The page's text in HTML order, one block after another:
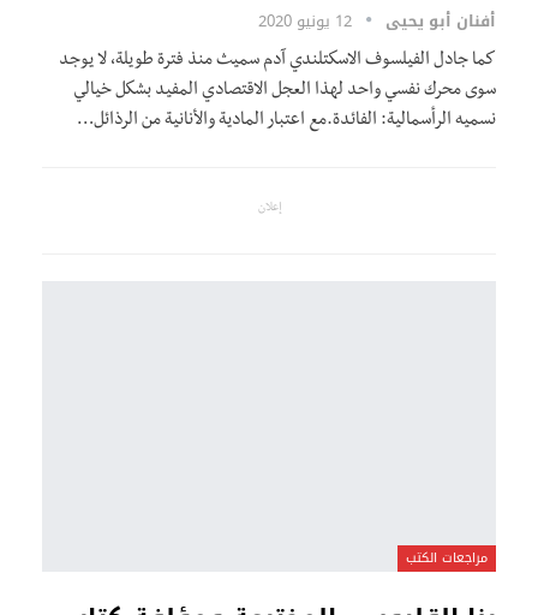
أفنان أبو يحيى 12 يونيو 2020
كما جادل الفيلسوف الاسكتلندي آدم سميث منذ فترة طويلة، لا يوجد
سوى محرك نفسي واحد لهذا العجل الاقتصادي المفيد بشكل خيالي
نسميه الرأسمالية: الفائدة.مع اعتبار المادية والأنانية من الرذائل…
إعلان
مراجعات الكتب